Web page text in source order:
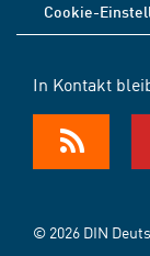
Cookie-
In Kontakt
© 2026 DIN